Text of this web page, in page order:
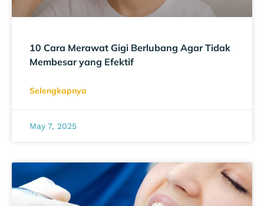
10 Cara Merawat Gigi Berlubang Agar Tidak
Membesar yang Efektif
Selengkapnya
May 7, 2025